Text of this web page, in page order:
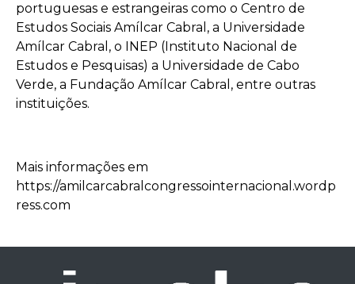
portuguesas e estrangeiras como o Centro de
Estudos Sociais Amílcar Cabral, a Universidade
Amílcar Cabral, o INEP (Instituto Nacional de
Estudos e Pesquisas) a Universidade de Cabo
Verde, a Fundação Amílcar Cabral, entre outras
instituições.
Mais informações em
https://amilcarcabralcongressointernacional.wordp
ress.com